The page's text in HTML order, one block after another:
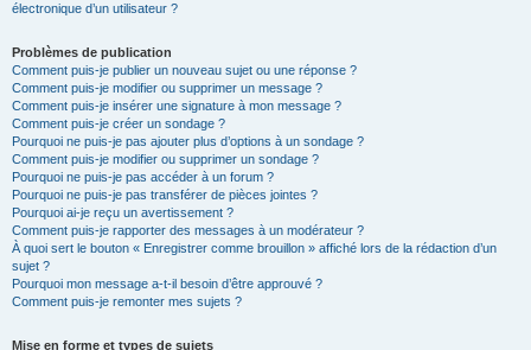
électronique d’un utilisateur ?
Problèmes de publication
Comment puis-je publier un nouveau sujet ou une réponse ?
Comment puis-je modifier ou supprimer un message ?
Comment puis-je insérer une signature à mon message ?
Comment puis-je créer un sondage ?
Pourquoi ne puis-je pas ajouter plus d’options à un sondage ?
Comment puis-je modifier ou supprimer un sondage ?
Pourquoi ne puis-je pas accéder à un forum ?
Pourquoi ne puis-je pas transférer de pièces jointes ?
Pourquoi ai-je reçu un avertissement ?
Comment puis-je rapporter des messages à un modérateur ?
À quoi sert le bouton « Enregistrer comme brouillon » affiché lors de la rédaction d’un
sujet ?
Pourquoi mon message a-t-il besoin d’être approuvé ?
Comment puis-je remonter mes sujets ?
Mise en forme et types de sujets